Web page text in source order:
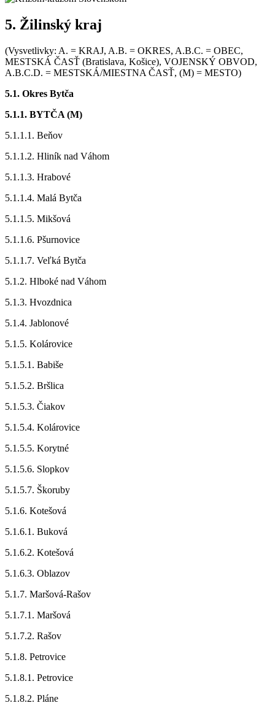
5. Žilinský kraj
(Vysvetlivky: A. = KRAJ, A.B. = OKRES, A.B.C. = OBEC,
MESTSKÁ ČASŤ (Bratislava, Košice), VOJENSKÝ OBVOD,
A.B.C.D. = MESTSKÁ/MIESTNA ČASŤ, (M) = MESTO)
5.1. Okres Bytča
5.1.1. BYTČA (M)
5.1.1.1. Beňov
5.1.1.2. Hliník nad Váhom
5.1.1.3. Hrabové
5.1.1.4. Malá Bytča
5.1.1.5. Mikšová
5.1.1.6. Pšurnovice
5.1.1.7. Veľká Bytča
5.1.2. Hlboké nad Váhom
5.1.3. Hvozdnica
5.1.4. Jablonové
5.1.5. Kolárovice
5.1.5.1. Babiše
5.1.5.2. Bršlica
5.1.5.3. Čiakov
5.1.5.4. Kolárovice
5.1.5.5. Korytné
5.1.5.6. Slopkov
5.1.5.7. Škoruby
5.1.6. Kotešová
5.1.6.1. Buková
5.1.6.2. Kotešová
5.1.6.3. Oblazov
5.1.7. Maršová-Rašov
5.1.7.1. Maršová
5.1.7.2. Rašov
5.1.8. Petrovice
5.1.8.1. Petrovice
5.1.8.2. Pláne